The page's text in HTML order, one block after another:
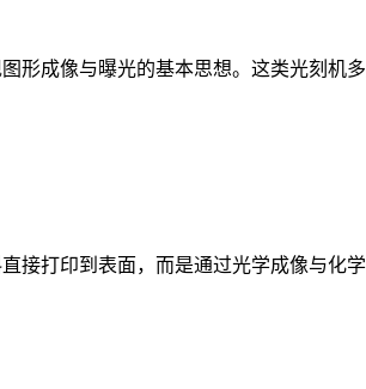
形成像与曝光的基本思想。这类光刻机
接打印到表面，而是通过光学成像与化